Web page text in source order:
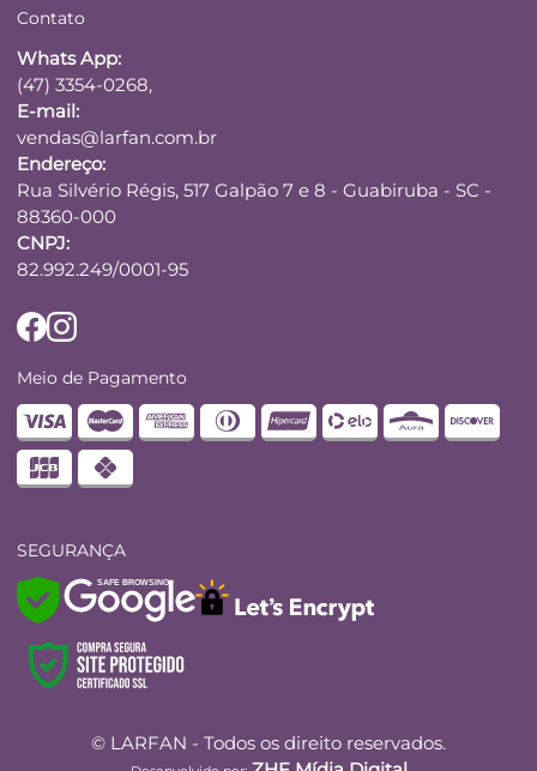
Contato
Whats App:
(47) 3354-0268,
E-mail:
vendas@larfan.com.br
Endereço:
Rua Silvério Régis, 517 Galpão 7 e 8 - Guabiruba - SC -
88360-000
CNPJ:
82.992.249/0001-95
Meio de Pagamento
SEGURANÇA
SAFE BROWSING
© LARFAN - Todos os direito reservados.